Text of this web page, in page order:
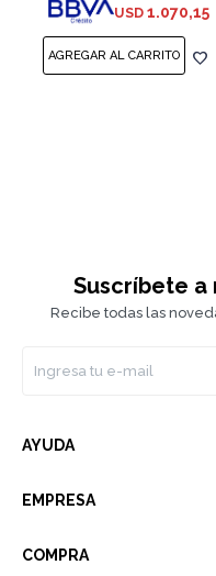
USD 1.070,15
Suscríbete
Recibe todas las
AYUDA
EMPRESA
COMPRA